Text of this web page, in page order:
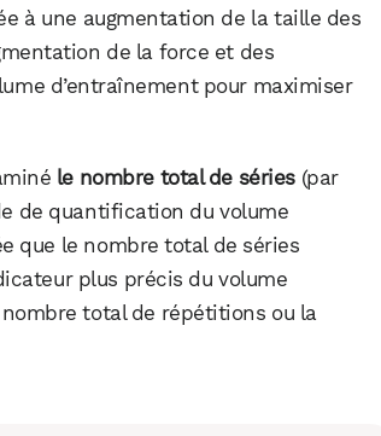
à une augmentation de la taille des
de la force et des
d’entraînement pour maximiser
le nombre total de séries(par
de quantification du volume
que le nombre total de séries
plus précis du volume
total de répétitions ou la